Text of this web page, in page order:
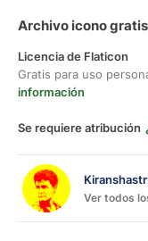
Archivo icono gratis
Licencia de Flaticon
Gratis para uso
información
Se requiere atribución
Ver todos